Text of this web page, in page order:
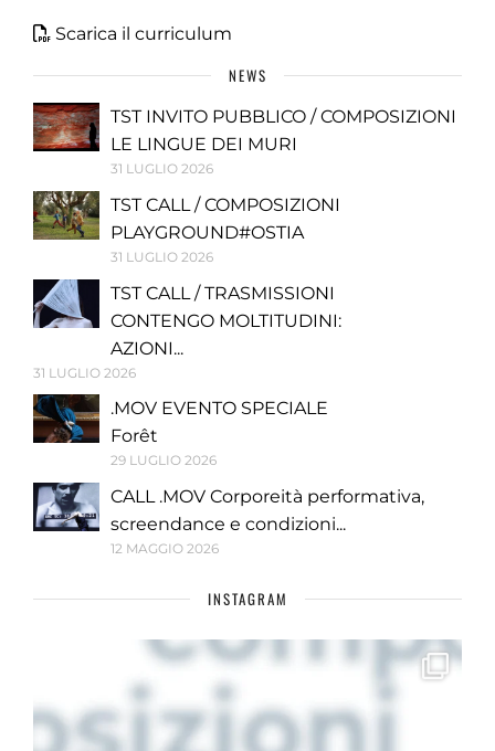
Scarica il curriculum
NEWS
TST INVITO PUBBLICO / COMPOSIZIONI
LE LINGUE DEI MURI
31 LUGLIO 2026
TST CALL / COMPOSIZIONI
PLAYGROUND#OSTIA
31 LUGLIO 2026
TST CALL / TRASMISSIONI
CONTENGO MOLTITUDINI:
AZIONI...
31 LUGLIO 2026
.MOV EVENTO SPECIALE
Forêt
29 LUGLIO 2026
CALL .MOV Corporeità performativa,
screendance e condizioni...
12 MAGGIO 2026
INSTAGRAM